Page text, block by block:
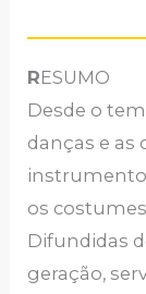
RESUMO
Desde o
danças e as
os
Difundidas
geração,